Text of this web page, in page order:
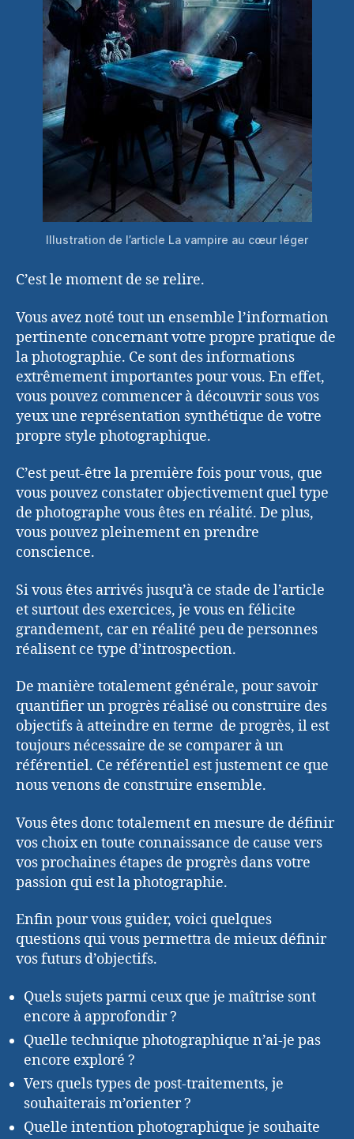
Illustration de l’article La vampire au cœur léger
C’est le moment de se relire.
Vous avez noté tout un ensemble l’information
pertinente concernant votre propre pratique de
la photographie. Ce sont des informations
extrêmement importantes pour vous. En effet,
vous pouvez commencer à découvrir sous vos
yeux une représentation synthétique de votre
propre style photographique.
C’est peut-être la première fois pour vous, que
vous pouvez constater objectivement quel type
de photographe vous êtes en réalité. De plus,
vous pouvez pleinement en prendre
conscience.
Si vous êtes arrivés jusqu’à ce stade de l’article
et surtout des exercices, je vous en félicite
grandement, car en réalité peu de personnes
réalisent ce type d’introspection.
De manière totalement générale, pour savoir
quantifier un progrès réalisé ou construire des
objectifs à atteindre en terme de progrès, il est
toujours nécessaire de se comparer à un
référentiel. Ce référentiel est justement ce que
nous venons de construire ensemble.
Vous êtes donc totalement en mesure de définir
vos choix en toute connaissance de cause vers
vos prochaines étapes de progrès dans votre
passion qui est la photographie.
Enfin pour vous guider, voici quelques
questions qui vous permettra de mieux définir
vos futurs d’objectifs.
Quels sujets parmi ceux que je maîtrise sont
encore à approfondir ?
Quelle technique photographique n’ai-je pas
encore exploré ?
Vers quels types de post-traitements, je
souhaiterais m’orienter ?
Quelle intention photographique je souhaite